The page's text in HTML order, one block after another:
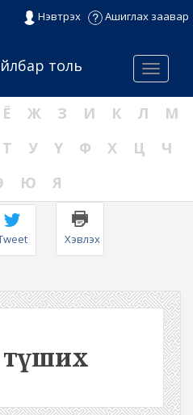
Нэвтрэх Ашиглах заавар
Menu
толь
Ё Ж З И К Л
М
Т У Ү Ф Х Ц
Ч
Ю Я
Хэвлэх
түших